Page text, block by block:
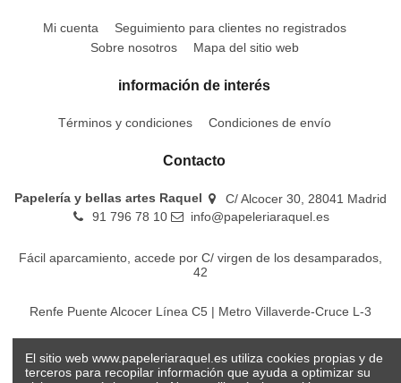
Mi cuenta
Seguimiento para clientes no registrados
Sobre nosotros
Mapa del sitio web
información de interés
Términos y condiciones Condiciones de envío
Contacto
Papelería y bellas artes Raquel
C/ Alcocer 30, 28041 Madrid
91 796 78 10
info@papeleriaraquel.es
Fácil aparcamiento, accede por C/ virgen de los desamparados,
42
Renfe Puente Alcocer Línea C5 | Metro Villaverde-Cruce L-3
El sitio web www.papeleriaraquel.es utiliza cookies propias y de
terceros para recopilar información que ayuda a optimizar su